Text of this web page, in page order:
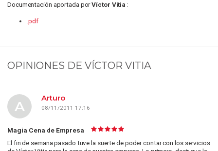
Documentación aportada porVíctor Vitia :
.pdf
OPINIONES DE VÍCTOR VITIA
Arturo
08/11/2011 17:16
A
Magia Cena de Empresa
El fin de semana pasado tuve la suerte de poder contar con los servicios